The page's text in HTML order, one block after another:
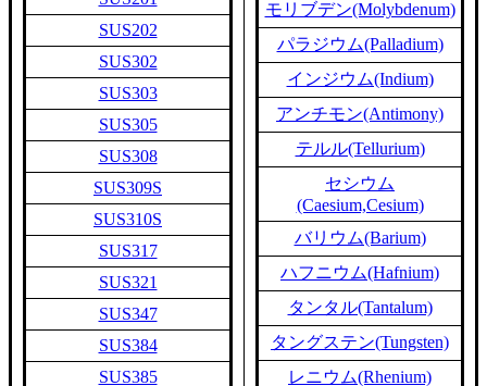
SUS202
SUS302
SUS303
SUS305
SUS308
SUS309S
SUS310S
SUS317
SUS321
SUS347
SUS384
SUS385
モリブデン(Molybdenum)
パラジウム(Palladium)
インジウム(Indium)
アンチモン(Antimony)
テルル(Tellurium)
セシウム
(Caesium,Cesium)
バリウム(Barium)
ハフニウム(Hafnium)
タンタル(Tantalum)
タングステン(Tungsten)
レニウム(Rhenium)